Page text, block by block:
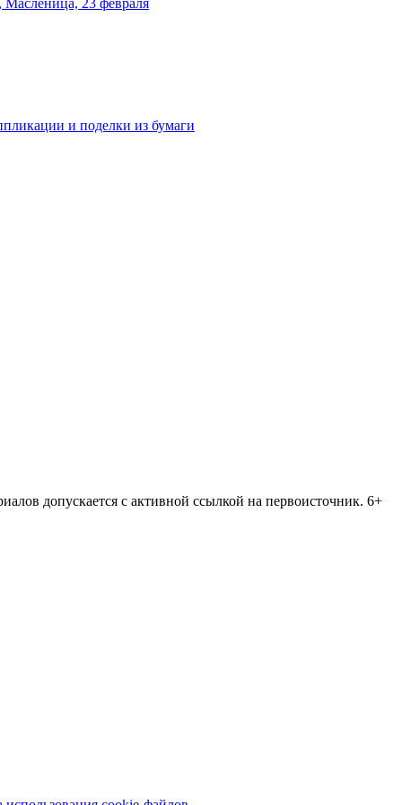
23 февраля
и поделки из бумаги
допускается с активной ссылкой на первоисточник. 6+